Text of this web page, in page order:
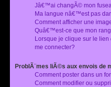
Jâ€™ai changÃ© mon
Ma langue nâ€™est pas
Comment afficher une
Quâ€™est-ce que mon
Lorsque je clique sur le lien
me connecter?
ProblÃ¨mes liÃ©s aux envois de
Comment poster dans un
Comment modifier ou